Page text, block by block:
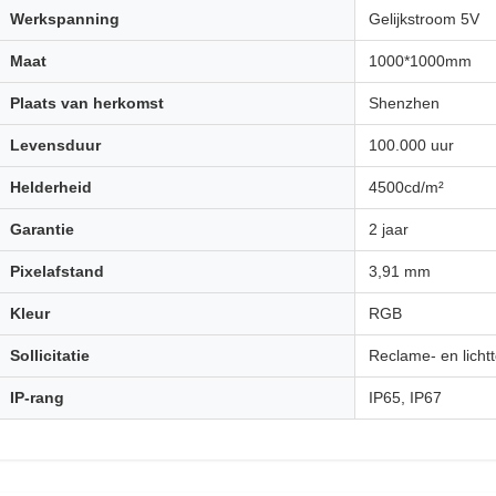
Werkspanning Gelijkstroom 5V
Maat 1000*1000mm
Plaats van herkomst Shenzhen
Levensduur 100.000 uur
Helderheid 4500cd/m²
Garantie 2 jaar
Pixelafstand 3,91 mm
Kleur RGB
Sollicitatie Reclame- en
IP-rang IP65, IP67